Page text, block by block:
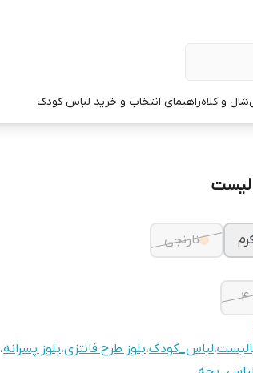
شال و کلاهراهنمای انتخاب و خرید لباس کودک
نارنجی
۴
،لباس_کودک،بلوز طرح فانتزی،بلوز پسرانه،